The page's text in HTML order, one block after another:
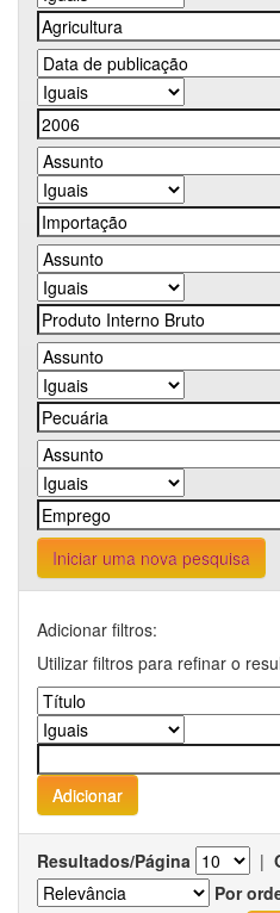
Iniciar uma nova pesquisa
Adicionar filtros:
Utilizar filtros para refinar o
Resultados/Página |
Por